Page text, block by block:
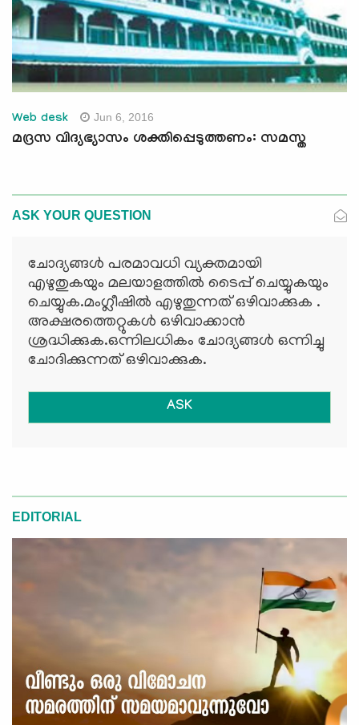
Web desk Jun 6, 2016
മദ്രസ വിദ്യഭ്യാസം ശക്തിപ്പെടുത്തണം: സമസ്ത
ASK YOUR QUESTION
ചോദ്യങ്ങള്‍ പരമാവധി വ്യക്തമായി
എഴുതുകയും മലയാളത്തില്‍ ടൈപ്പ് ചെയ്യുകയും
ചെയ്യുക.മംഗ്ലീഷില്‍ എഴുതുന്നത് ഒഴിവാക്കുക .
അക്ഷരത്തെറ്റുകള്‍ ഒഴിവാക്കാന്‍
ശ്രദ്ധിക്കുക.ഒന്നിലധികം ചോദ്യങ്ങള്‍ ഒന്നിച്ചു
ചോദിക്കുന്നത് ഒഴിവാക്കുക.
ASK
EDITORIAL